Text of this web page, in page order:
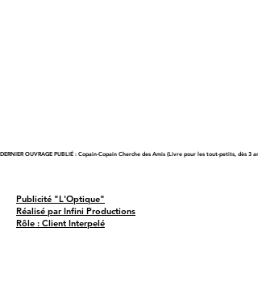
Publicité "L'Optique"
Réalisé par Infini Productions
Rôle : Client Interpelé
DERNIER OUVRAGE PUBLIÉ : Copain-Copain Cherche des Amis (Livre pour les tout-petits, dès 3